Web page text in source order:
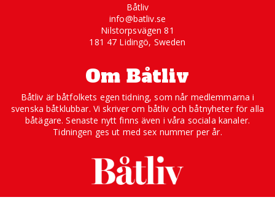
Båtliv
info@batliv.se
Nilstorpsvägen 81
181 47 Lidingö, Sweden
Om Båtliv
Båtliv är båtfolkets egen tidning, som når medlemmarna i
svenska båtklubbar. Vi skriver om båtliv och båtnyheter för alla
båtägare. Senaste nytt finns även i våra sociala kanaler.
Tidningen ges ut med sex nummer per år.